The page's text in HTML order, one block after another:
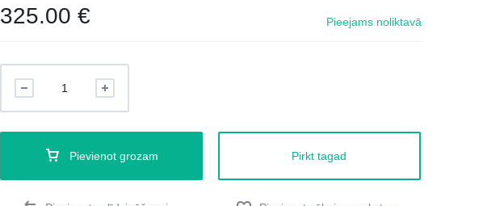
325.00€ Pieejams noliktavā
Pievienot grozam Pirkt tagad